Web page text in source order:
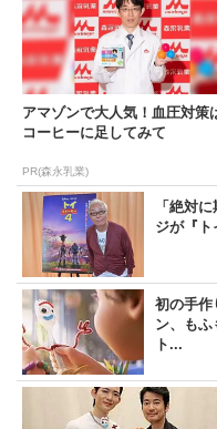
アマゾンで大人気！血圧対策
コーヒーに足してみて
PR(森永乳業)
「絶対
ジが『
初の手作
ン、も
ト...